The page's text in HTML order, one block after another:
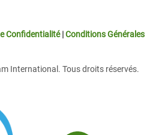
Confidentialité|Conditions Générales
International. Tous droits réservés.